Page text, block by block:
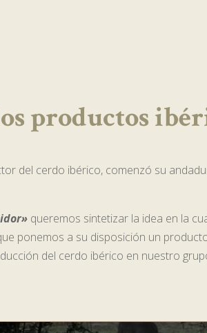
productos
del cerdo ibérico, comenzó su
queremos sintetizar la idea en la
ponemos a su disposición un
del cerdo ibérico en nuestro